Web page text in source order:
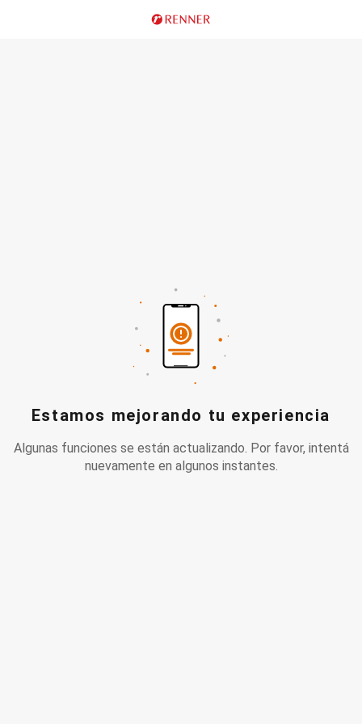
Estamos mejorando tu experiencia
Algunas funciones se están actualizando. Por favor, intentá
nuevamente en algunos instantes.